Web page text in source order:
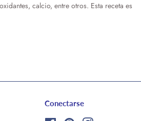
calcio, entre otros. Esta receta es
Conectarse